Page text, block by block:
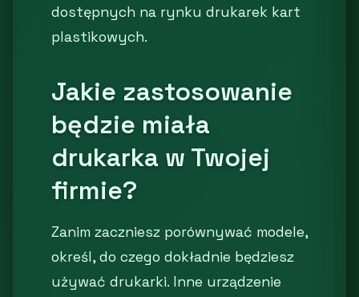
dostępnych na rynku drukarek kart
plastikowych.
Jakie zastosowanie
będzie miała
drukarka w Twojej
firmie?
Zanim zaczniesz porównywać modele,
określ, do czego dokładnie będziesz
używać drukarki. Inne urządzenie